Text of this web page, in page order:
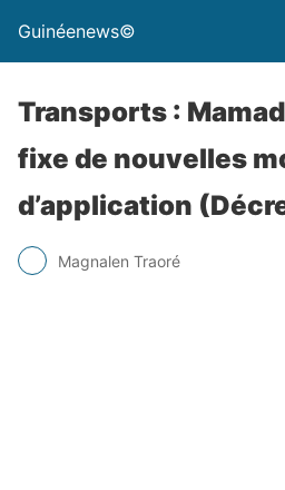
Guinéenews©
Transports :
fixe de nouvelles
d’application
Magnalen Traoré